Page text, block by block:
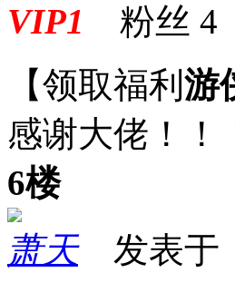
VIP1 粉丝 4
【领取福利 游
感谢大佬！！
6楼
萧天发表于